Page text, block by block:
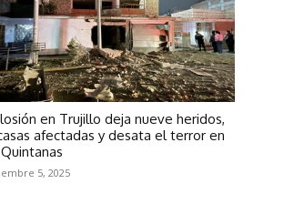
en Trujillo deja nueve heridos,
afectadas y desata el terror en
5, 2025